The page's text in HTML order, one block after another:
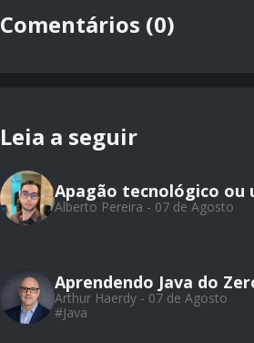
Comentários (0)
Leia a seguir
Apagão tecnológico ou
Alberto Pereira - 07 de Agosto
Aprendendo Java do
Arthur Haerdy - 07 de Agosto
#Java